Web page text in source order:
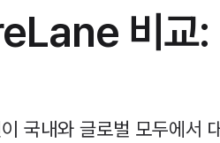
비교:
국내와 글로벌 모두에서